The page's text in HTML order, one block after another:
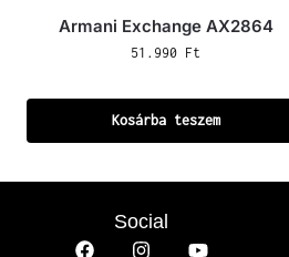
Armani Exchange AX2864
51.990 Ft
Kosárba teszem
Social